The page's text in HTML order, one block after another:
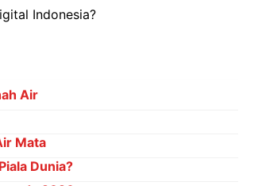
Air
Mata
Dunia?